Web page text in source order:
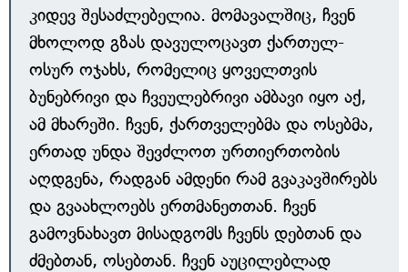
კიდევ შესაძლებელია. მომავალშიც, ჩვენ
მხოლოდ გზას დავულოცავთ ქართულ-
ოსურ ოჯახს, რომელიც ყოველთვის
ბუნებრივი და ჩვეულებრივი ამბავი იყო აქ,
ამ მხარეში. ჩვენ, ქართველებმა და ოსებმა,
ერთად უნდა შევძლოთ ურთიერთობის
აღდგენა, რადგან ამდენი რამ გვაკავშირებს
და გვაახლოებს ერთმანეთთან. ჩვენ
გამოვნახავთ მისადგომს ჩვენს დებთან და
ძმებთან, ოსებთან. ჩვენ აუცილებლად